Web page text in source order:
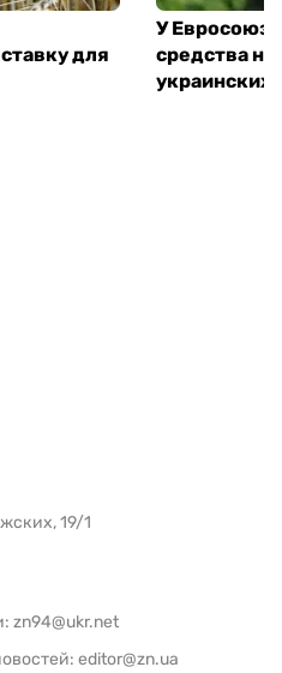
для
У
средства
19/1
zn94@ukr.net
editor@zn.ua